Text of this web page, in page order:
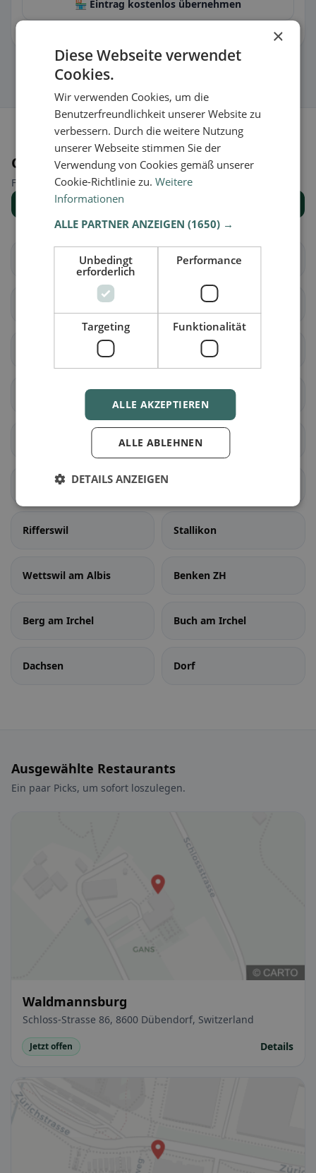
🏪 Eintrag kostenlos übernehmen
Orte in der Nähe
Finde den passenden Ort für deine Restaurantsuche.
Alle Orte anzeigen
Waltenstein
Aeugst am Albis Affoltern am Albis
Hausen am Albis
Kappel am Albis
Maschwanden
Mettmenstetten
Rifferswil Stallikon
Wettswil am Albis Benken ZH
Berg am Irchel Buch am Irchel
Dachsen Dorf
Ausgewählte Restaurants
Ein paar Picks, um sofort loszulegen.
Waldmannsburg
Schloss-Strasse 86, 8600 Dübendorf, Switzerland
Jetzt offen Details
×
Diese Webseite verwendet
Cookies.
Wir verwenden Cookies, um die
Benutzerfreundlichkeit unserer Website zu
verbessern. Durch die weitere Nutzung
unserer Webseite stimmen Sie der
Verwendung von Cookies gemäß unserer
Cookie-Richtlinie zu.Weitere
Informationen
ALLE PARTNER ANZEIGEN(1650) →
Unbedingt
erforderlich
Performance
Targeting Funktionalität
ALLE AKZEPTIEREN
ALLE ABLEHNEN
DETAILS ANZEIGEN